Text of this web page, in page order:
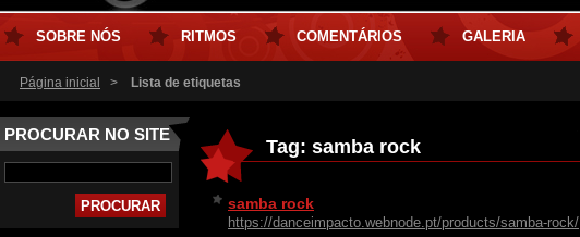
Página inicial > Lista de etiquetas
PROCURAR NO SITE
Tag: samba rock
samba rock
https://danceimpacto.webnode.pt/products/samba-rock/
SOBRE NÓS RITMOS COMENTÁRIOS GALERIA